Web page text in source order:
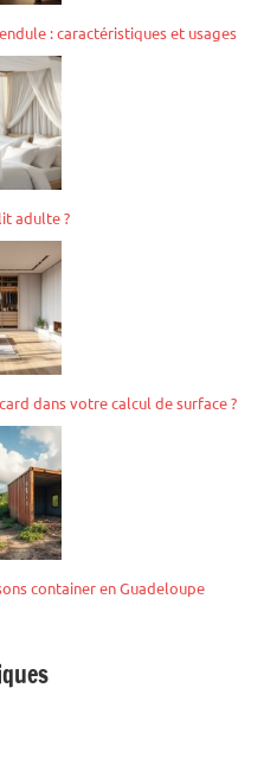
: caractéristiques et usages
adulte ?
dans votre calcul de surface ?
container en Guadeloupe